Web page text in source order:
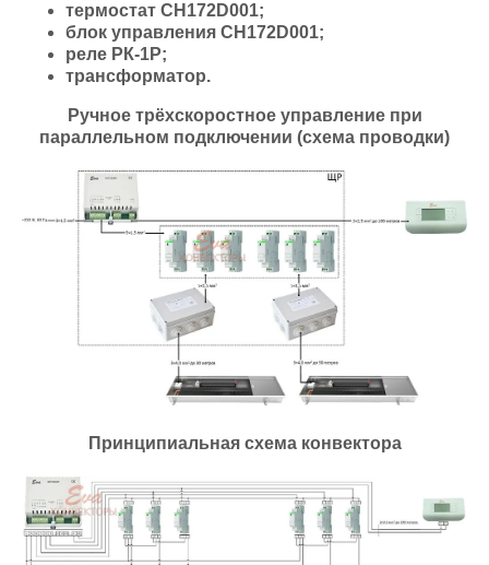
термостат СН172D001;
блок управления СН172D001;
реле РК-1Р;
трансформатор.
Ручное трёхскоростное управление при
параллельном подключении (схема проводки)
Принципиальная схема конвектора